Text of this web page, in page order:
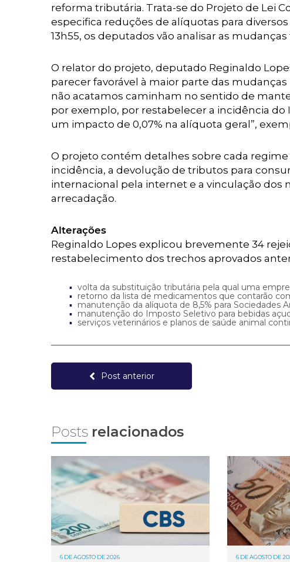
reforma tributária. Trata-se do Projeto de Lei
especifica reduções de alíquotas para
13h55, os deputados vão analisar as
O relator do projeto, deputado Reginaldo
parecer favorável à maior parte das
não acatamos caminham no sentido de
por exemplo, por restabelecer a incidência
um impacto de 0,07% na alíquota geral”,
O projeto contém detalhes sobre cada
incidência, a devolução de tributos para
internacional pela internet e a vinculação
arrecadação.
Alterações
Reginaldo Lopes explicou brevemente 34
restabelecimento dos trechos aprovados
volta da substituição tributária pela qual uma
retorno da lista de medicamentos que contarão
manutenção da alíquota de 8,5% para Sociedades
manutenção do Imposto Seletivo para bebidas
serviços veterinários e planos de saúde animal
Post anterior
Posts relacionados
6 DE AGOSTO DE 2026 6 DE AGOSTO DE